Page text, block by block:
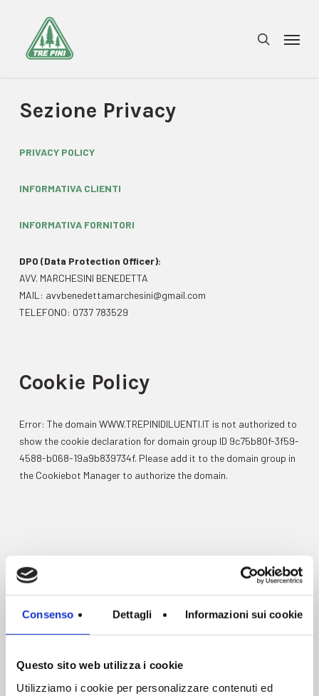
Consenso Dettagli Informazioni sui cookie
Questo sito web utilizza i cookie
Utilizziamo i cookie per personalizzare contenuti ed
content
Menu
Sezione Privacy
PRIVACY POLICY
INFORMATIVA CLIENTI
INFORMATIVA FORNITORI
DPO (Data Protection Officer):
AVV. MARCHESINI BENEDETTA
MAIL: avvbenedettamarchesini@gmail.com
TELEFONO: 0737 783529
Cookie Policy
Error: The domain WWW.TREPINIDILUENTI.IT is not authorized to
show the cookie declaration for domain group ID 9c75b80f-3f59-
4588-b068-19a9b839734f. Please add it to the domain group in
the Cookiebot Manager to authorize the domain.
Tre Pini, commercializza